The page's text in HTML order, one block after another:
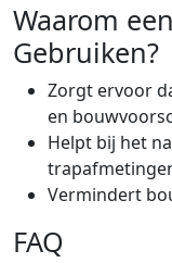
Waarom
Gebruiken?
Zorgt ervoor
en
Helpt bij het
Vermindert
FAQ